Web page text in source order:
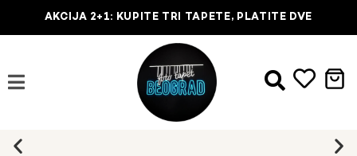
AKCIJA 2+1: KUPITE TRI TAPETE, PLATITE DVE